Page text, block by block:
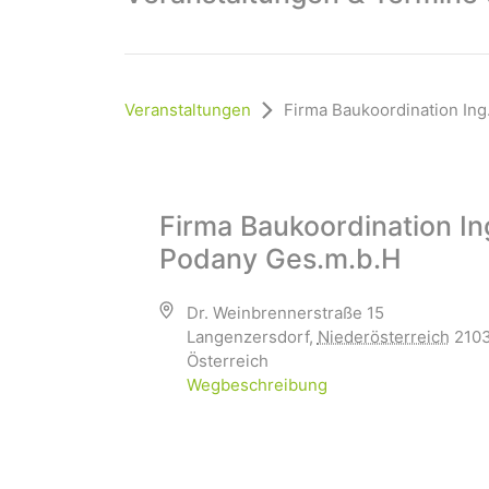
Veranstaltungen Firma Baukoordination
Firma Baukoordination
Podany Ges.m.b.H
Dr. Weinbrennerstraße 15
Langenzersdorf, Niederösterreich
Österreich
Wegbeschreibung